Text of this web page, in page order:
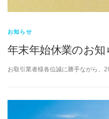
お知らせ
年末年始休業のお知
お取引業者様各位誠に勝手ながら、